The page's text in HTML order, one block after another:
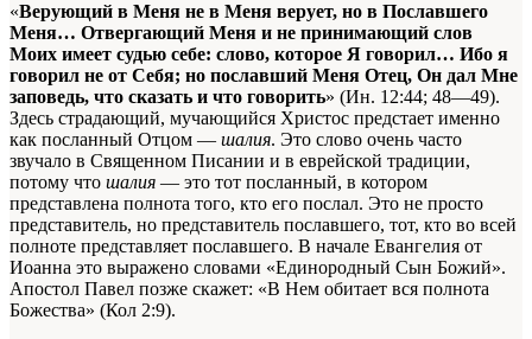
«Верующий в Меня не в Меня верует, но в Пославшего
Меня… Отвергающий Меня и не принимающий слов
Моих имеет судью себе: слово, которое Я говорил… Ибо я
говорил не от Себя; но пославший Меня Отец, Он дал Мне
заповедь, что сказать и что говорить» (Ин. 12:44; 48—49).
Здесь страдающий, мучающийся Христос предстает именно
как посланный Отцом — шалия. Это слово очень часто
звучало в Священном Писании и в еврейской традиции,
потому что шалия — это тот посланный, в котором
представлена полнота того, кто его послал. Это не просто
представитель, но представитель пославшего, тот, кто во всей
полноте представляет пославшего. В начале Евангелия от
Иоанна это выражено словами «Единородный Сын Божий».
Апостол Павел позже скажет: «В Нем обитает вся полнота
Божества» (Кол 2:9).